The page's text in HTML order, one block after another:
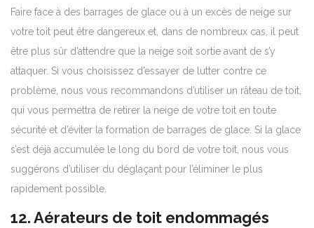
Faire face à des barrages de glace ou à un excès de neige sur
votre toit peut être dangereux et, dans de nombreux cas, il peut
être plus sûr d’attendre que la neige soit sortie avant de s’y
attaquer. Si vous choisissez d’essayer de lutter contre ce
problème, nous vous recommandons d’utiliser un râteau de toit,
qui vous permettra de retirer la neige de votre toit en toute
sécurité et d’éviter la formation de barrages de glace. Si la glace
s’est déjà accumulée le long du bord de votre toit, nous vous
suggérons d’utiliser du déglaçant pour l’éliminer le plus
rapidement possible.
12. Aérateurs de toit endommagés